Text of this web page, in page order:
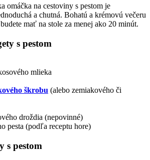
omáčka na cestoviny s pestom je
a chutná. Bohatú a krémovú večeru
mať na stole za menej ako 20 minút.
s pestom
mlieka
škrobu (alebo zemiakového či
droždia (nepovinné)
pesta (podľa receptu hore)
s pestom